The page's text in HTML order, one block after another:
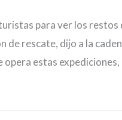
para ver los
de rescate, dijo a la
opera estas